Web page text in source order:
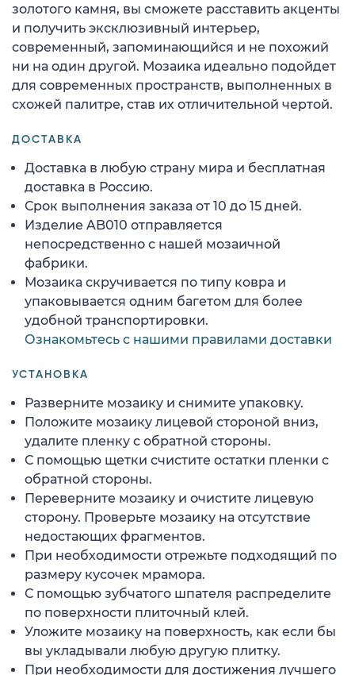
золотого камня, вы сможете расставить акценты
и получить эксклюзивный интерьер,
современный, запоминающийся и не похожий
ни на один другой. Мозаика идеально подойдет
для современных пространств, выполненных в
схожей палитре, став их отличительной чертой.
ДОСТАВКА
Доставка в любую страну мира и бесплатная
доставка в Россию.
Срок выполнения заказа от 10 до 15 дней.
Изделие AB010 отправляется
непосредственно с нашей мозаичной
фабрики.
Мозаика скручивается по типу ковра и
упаковывается одним багетом для более
удобной транспортировки.
Ознакомьтесь с нашими правилами доставки
УСТАНОВКА
Разверните мозаику и снимите упаковку.
Положите мозаику лицевой стороной вниз,
удалите пленку с обратной стороны.
С помощью щетки счистите остатки пленки с
обратной стороны.
Переверните мозаику и очистите лицевую
сторону. Проверьте мозаику на отсутствие
недостающих фрагментов.
При необходимости отрежьте подходящий по
размеру кусочек мрамора.
С помощью зубчатого шпателя распределите
по поверхности плиточный клей.
Уложите мозаику на поверхность, как если бы
вы укладывали любую другую плитку.
При необходимости для достижения лучшего